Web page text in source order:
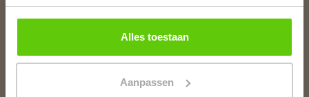
Alles toestaan
Aanpassen
1131 WT Volendam
Geopend tot 18.00 uur